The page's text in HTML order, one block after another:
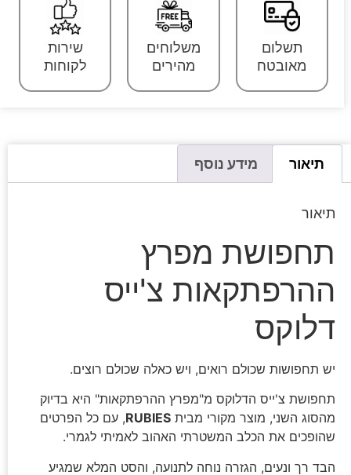
תשלום
מאובטח
משלוחים
מהירים
שירות
לקוחות
תיאור מידע נוסף
תיאור
תחפושת מפרץ
ההרפתקאות צ'ייס
דלוקס
יש תחפושות שכולם רואים, ויש כאלה שכולם רוצים.
תחפושת צ'ייס הדלוקס מ"מפרץ ההרפתקאות" היא בדיוק
מהסוג השני, מוצר מקורי מבית RUBIES, עם כל הפרטים
שהופכים את הכלב המשטרתי האהוב לאמיתי לגמרי.
הבד רך ונעים, הגזרה נוחה לתנועה, והסט המלא שמגיע